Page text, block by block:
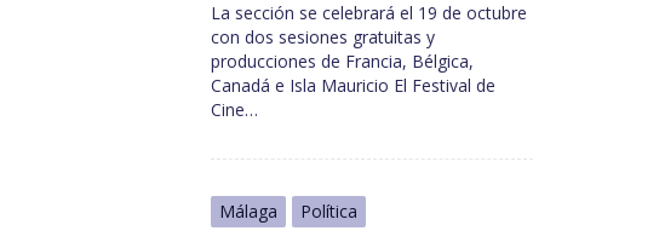
La sección se celebrará el 19 de octubre
con dos sesiones gratuitas y
producciones de Francia, Bélgica,
Canadá e Isla Mauricio El Festival de
Cine…
Málaga Política